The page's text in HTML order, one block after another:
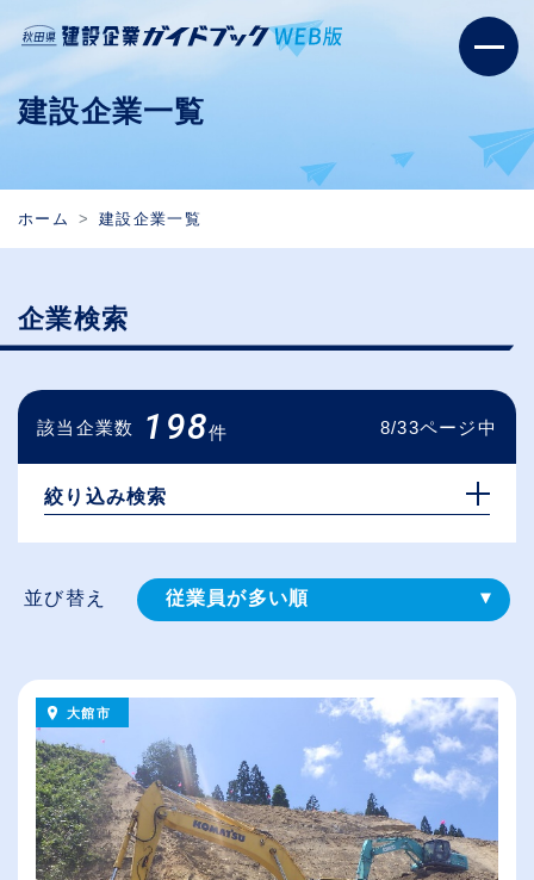
建設企業一覧
ホーム 建設企業一覧
企業検索
該当企業数 198件 8/33ページ中
絞り込み検索
並び替え 従業員が多い順
（⾼卒の給与を基準）
休日数が多い順
大館市